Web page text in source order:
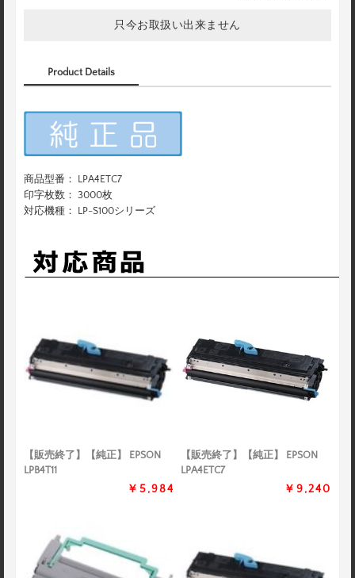
只今お取扱い出来ません
Product Details
商品型番： LPA4ETC7
印字枚数： 3000枚
対応機種： LP-S100シリーズ
【販売終了】【純正】 EPSON
LPB4T11
￥5,984
【販売終了】【純正】 EPSON
LPA4ETC7
￥9,240